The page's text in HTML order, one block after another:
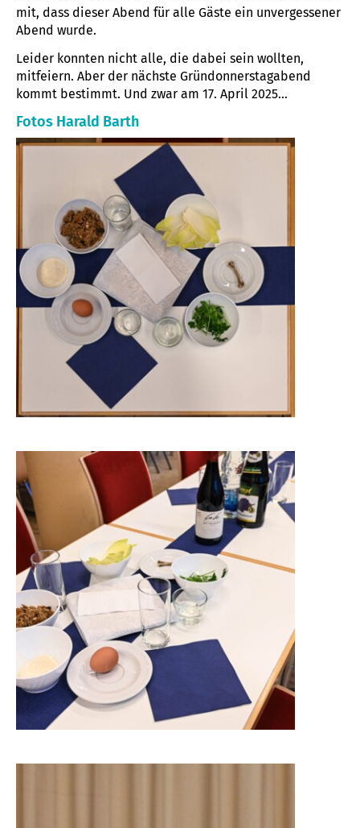
mit, dass dieser Abend für alle Gäste ein unvergessener
Abend wurde.
Leider konnten nicht alle, die dabei sein wollten,
mitfeiern. Aber der nächste Gründonnerstagabend
kommt bestimmt. Und zwar am 17. April 2025…
Fotos Harald Barth